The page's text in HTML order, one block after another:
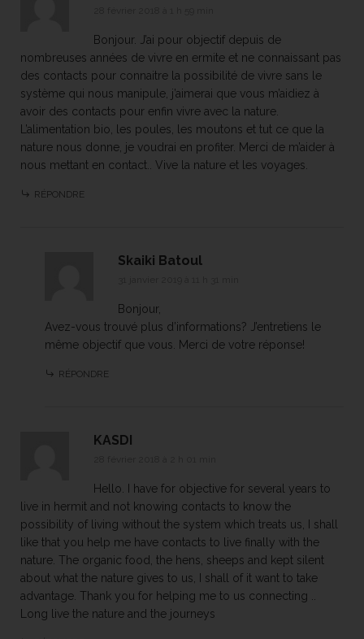
Bonjour. J’ai pour objectif depuis de
nombreuses années de vivre en ermite et ne connaissant pas
des contacts pour connaitre la possibilité de vivre sans le
système qui nous manipule, j’aimerai que vous m’aidiez à
avoir des contacts pour enfin vivre avec la nature.
L’alimentation bio, les poules, les moutons et tut ce que la
nature nous donne, je voudrai en profiter. Merci de m’aider à
nous mettant en contact.. Vive la nature et les voyages.
RÉPONDRE
Skaiki Batoul
Bonjour,
Avez-vous trouvé plus d’informations? J’entretiens le
même objectif que vous. Merci de votre réponse!
RÉPONDRE
KASDI
Hello. I have for objective for several years to
live in hermit and not knowing contacts to know the
possibility of living without the system which treats us, I shall
like that you help me have contacts to live finally with the
nature. The organic food, the hens, sheeps and kept silent
about what the nature gives to us, I shall of it want to take
advantage. Thank you for helping me to us connecting ..
Long live the nature and the journeys